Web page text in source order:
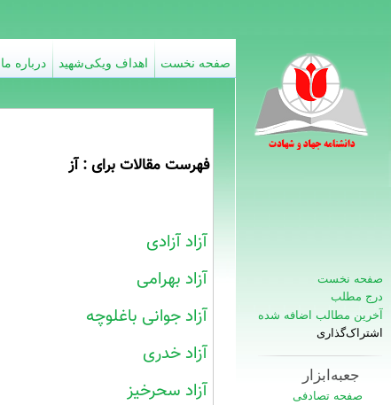
فهرست مقالات برای : آز
آزاد آزادی
آزاد بهرامی
آزاد جوانی باغلوچه
آزاد خدری
آزاد سحرخیز
درباره ما اهداف ویکی‌شهید صفحه نخست
صفحه نخست
درج مطلب
آخرین مطالب اضافه شده
اشتراک‌گذاری
جعبه‌ابزار
صفحه تصادفی